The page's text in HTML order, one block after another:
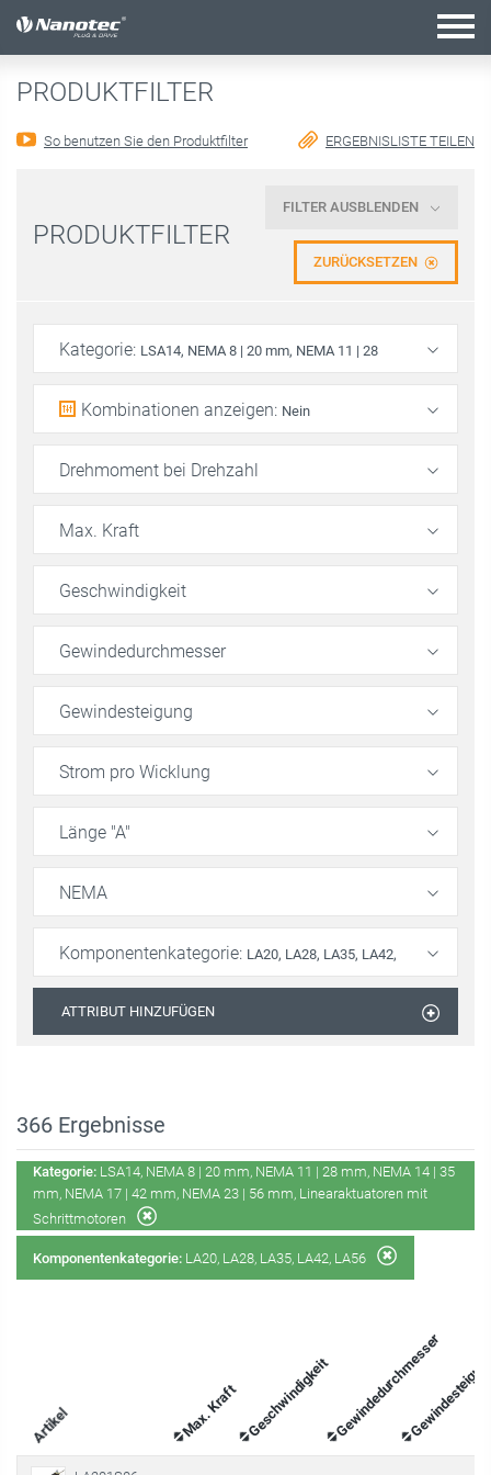
Aktive Kombination
PRODUKTFILTER
So benutzen Sie den Produktfilter ERGEBNISLISTE TEILEN
PRODUKTFILTER
FILTER AUSBLENDEN
ZURÜCKSETZEN
Kategorie: LSA14, NEMA 8 | 20 mm, NEMA 11 | 28
mm, NEMA 14 | 35 mm, NEMA 17 | 42 mm, NEMA 23 | 56
Kombinationen anzeigen: Nein
Drehmoment bei Drehzahl
Max. Kraft
Geschwindigkeit
Gewindedurchmesser
Gewindesteigung
Strom pro Wicklung
Länge "A"
NEMA
Komponentenkategorie: LA20, LA28, LA35, LA42,
LA56
ATTRIBUT HINZUFÜGEN
366 Ergebnisse
Kategorie: LSA14, NEMA 8 | 20 mm, NEMA 11 | 28 mm, NEMA 14 | 35
mm, NEMA 17 | 42 mm, NEMA 23 | 56 mm, Linearaktuatoren mit
Schrittmotoren
Komponentenkategorie: LA20, LA28, LA35, LA42, LA56
Artikel Max. Kraft Geschwindigkeit Gewindedurchmesser